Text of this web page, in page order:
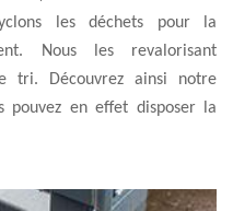
les déchets pour la
Nous les revalorisant
tri. Découvrez ainsi notre
pouvez en effet disposer la